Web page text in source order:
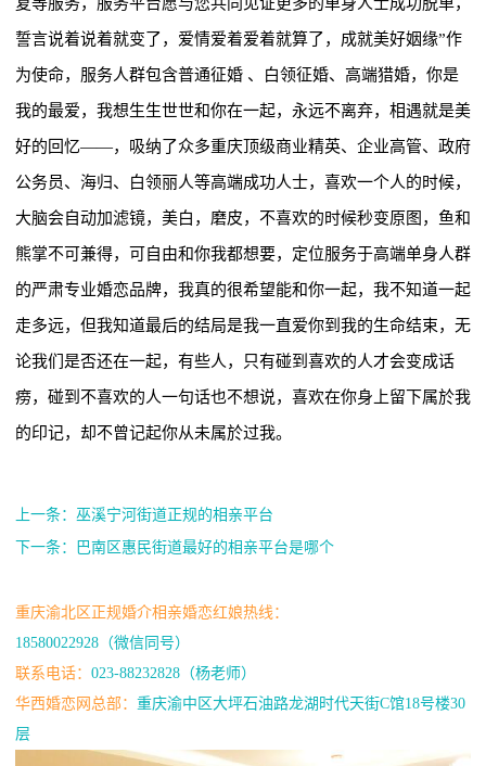
誓言说着说着就变了，爱情爱着爱着就算了，成就美好姻缘”作
为使命，服务人群包含普通征婚 、白领征婚、高端猎婚，你是
我的最爱，我想生生世世和你在一起，永远不离弃，相遇就是美
好的回忆——，吸纳了众多重庆顶级商业精英、企业高管、政府
公务员、海归、白领丽人等高端成功人士，喜欢一个人的时候，
大脑会自动加滤镜，美白，磨皮，不喜欢的时候秒变原图，鱼和
熊掌不可兼得，可自由和你我都想要，定位服务于高端单身人群
的严肃专业婚恋品牌，我真的很希望能和你一起，我不知道一起
走多远，但我知道最后的结局是我一直爱你到我的生命结束，无
论我们是否还在一起，有些人，只有碰到喜欢的人才会变成话
痨，碰到不喜欢的人一句话也不想说，喜欢在你身上留下属於我
的印记，却不曾记起你从未属於过我。
上一条：巫溪宁河街道正规的相亲平台
下一条：巴南区惠民街道最好的相亲平台是哪个
重庆渝北区正规婚介相亲婚恋红娘热线：
18580022928（微信同号）
联系电话： 023-88232828（杨老师）
华西婚恋网总部： 重庆渝中区大坪石油路龙湖时代天街C馆18号楼30
层